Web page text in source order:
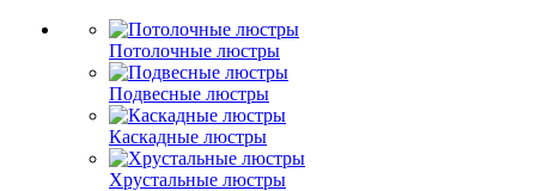
Потолочные люстры
Подвесные люстры
Каскадные люстры
Хрустальные люстры